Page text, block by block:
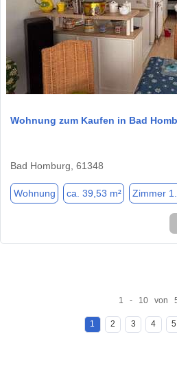
Wohnung zum Kaufen in Bad
Bad Homburg, 61348
Wohnung ca. 39,53 m² Zimmer
1 - 10 von
1 2 3 4 5